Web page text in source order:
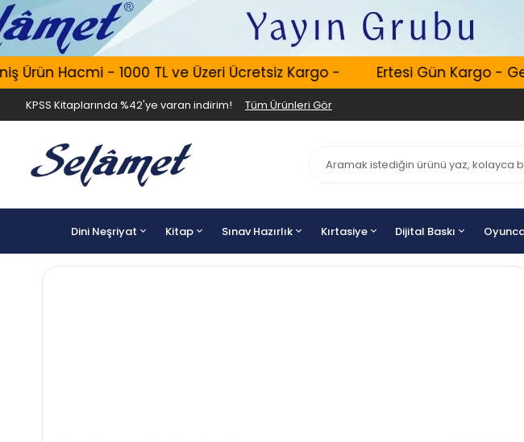
Hacmi - 1000 TL ve Üzeri Ücretsiz Kargo - Ertesi Gün Kargo -
KPSS Kitaplarında %42'ye varan indirim! Tüm Ürünleri Gör
Dini Neşriyat Kitap Sınav Hazırlık Kırtasiye Dijital Baskı